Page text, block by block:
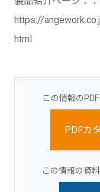
https://
html
この情報の
PDFカ
この情報の資